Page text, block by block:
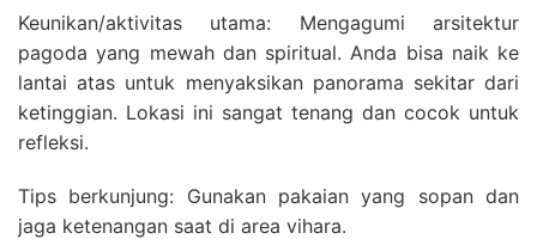
Keunikan/aktivitas utama: Mengagumi arsitektur
pagoda yang mewah dan spiritual. Anda bisa naik ke
lantai atas untuk menyaksikan panorama sekitar dari
ketinggian. Lokasi ini sangat tenang dan cocok untuk
refleksi.
Tips berkunjung: Gunakan pakaian yang sopan dan
jaga ketenangan saat di area vihara.